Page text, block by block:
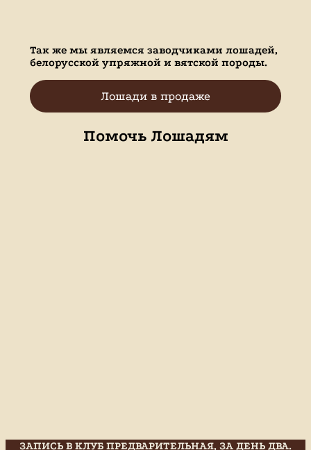
Так же мы являемся заводчиками лошадей,
белорусской упряжной и вятской породы.
Лошади в продаже
Помочь Лошадям
ЗАПИСЬ В КЛУБ ПРЕДВАРИТЕЛЬНАЯ, ЗА ДЕНЬ ДВА.